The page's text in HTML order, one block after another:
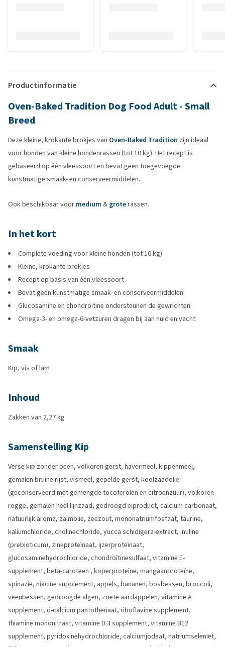
Productinformatie
Oven-Baked Tradition Dog Food Adult - Small
Breed
Deze kleine, krokante brokjes van Oven-Baked Tradition zijn ideaal
voor honden van kleine hondenrassen (tot 10 kg). Het recept is
gebaseerd op één vleessoort en bevat geen toegevoegde
kunstmatige smaak- en conserveermiddelen.
Ook beschikbaar voor medium & groterassen.
In het kort
Complete voeding voor kleine honden (tot 10 kg)
Kleine, krokante brokjes
Recept op basis van één vleessoort
Bevat geen kunstmatige smaak- en conserveermiddelen
Glucosamine en chondroïtine ondersteunen de gewrichten
Omega-3- en omega-6-vetzuren dragen bij aan huid en vacht
Smaak
Kip, vis of lam
Inhoud
Zakken van 2,27 kg
Samenstelling Kip
Verse kip zonder been, volkoren gerst, havermeel, kippenmeel,
gemalen bruine rijst, vismeel, gepelde gerst, koolzaadolie
(geconserveerd met gemengde tocoferolen en citroenzuur), volkoren
rogge, gemalen heel lijnzaad, gedroogd eiproduct, calcium carbonaat,
natuurlijk aroma, zalmolie, zeezout, mononatriumfosfaat, taurine,
kaliumchloride, cholinechloride, yucca schidigera-extract, inuline
(prebioticum), zinkproteïnaat, ijzerproteïnaat,
glucosaminehydrochloride, chondroïtinesulfaat, vitamine E-
supplement, beta-caroteen , koperproteïne, mangaanproteïne,
spinazie, niacine supplement, appels, bananen, bosbessen, broccoli,
veenbessen, gedroogde algen, zoete aardappelen, vitamine A
supplement, d-calcium pantothenaat, riboflavine supplement,
thiamine mononitraat, vitamine D 3 supplement, vitamine B12
supplement, pyridoxinehydrochloride, calciumjodaat, natriumseleniet,